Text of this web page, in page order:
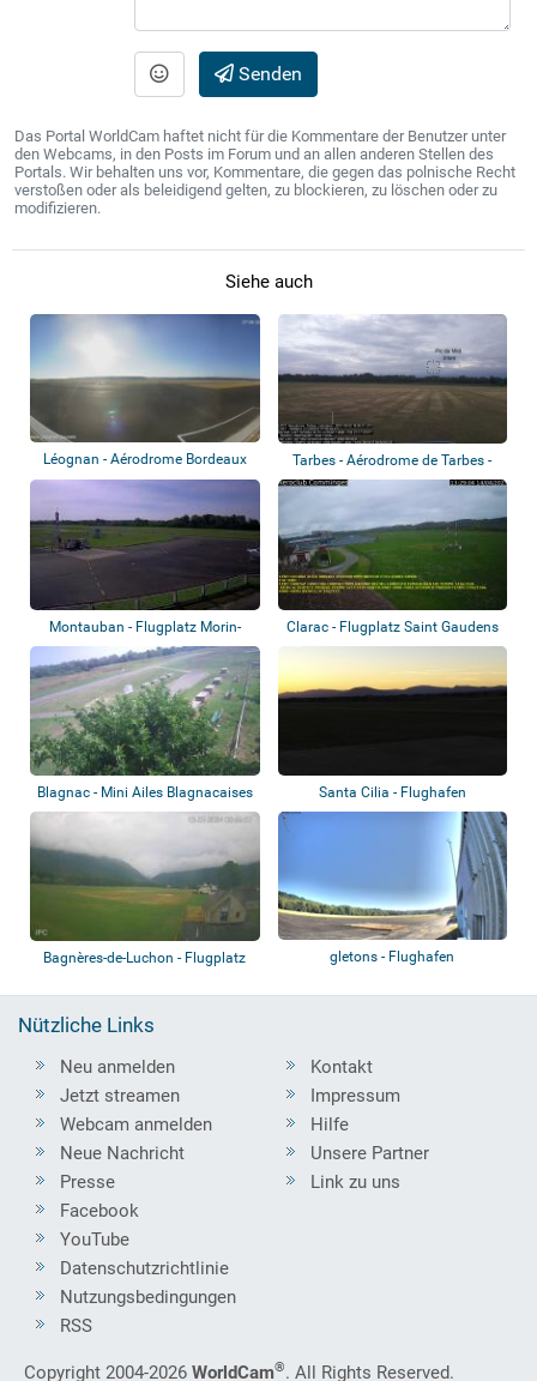
Senden
Das Portal WorldCam haftet nicht für die Kommentare der Benutzer unter
den Webcams, in den Posts im Forum und an allen anderen Stellen des
Portals. Wir behalten uns vor, Kommentare, die gegen das polnische Recht
verstoßen oder als beleidigend gelten, zu blockieren, zu löschen oder zu
modifizieren.
Siehe auch
Léognan - Aérodrome Bordeaux
Léognan Sau...
Tarbes - Aérodrome de Tarbes -
Laloubère
Montauban - Flugplatz Morin-
Védrines
Clarac - Flugplatz Saint Gaudens
Montréj...
Blagnac - Mini Ailes Blagnacaises Santa Cilia - Flughafen
Bagnères-de-Luchon - Flugplatz gletons - Flughafen
Nützliche Links
Neu anmelden
Jetzt streamen
Webcam anmelden
Neue Nachricht
Presse
Kontakt
Impressum
Hilfe
Unsere Partner
Link zu uns
Facebook
YouTube
Datenschutzrichtlinie
Nutzungsbedingungen
RSS
Copyright 2004-2026 WorldCam®. All Rights Reserved.